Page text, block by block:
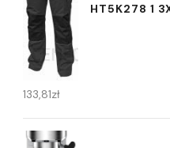
HT5K278 1
133,81zł